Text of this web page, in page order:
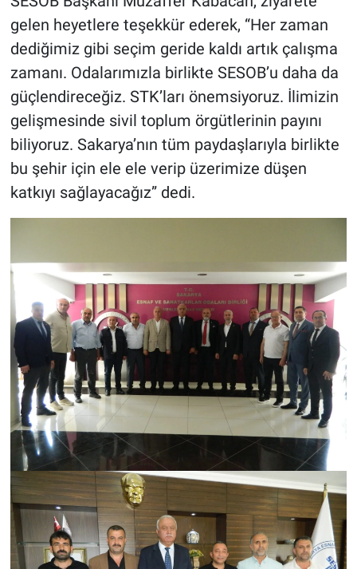
gelen heyetlere teşekkür ederek, “Her zaman
dediğimiz gibi seçim geride kaldı artık çalışma
zamanı. Odalarımızla birlikte SESOB’u daha da
güçlendireceğiz. STK’ları önemsiyoruz. İlimizin
gelişmesinde sivil toplum örgütlerinin payını
biliyoruz. Sakarya’nın tüm paydaşlarıyla birlikte
bu şehir için ele ele verip üzerimize düşen
katkıyı sağlayacağız” dedi.